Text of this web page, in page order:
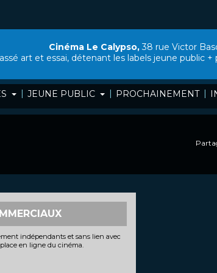
| JEUNE PUBLIC | PROCHAINEMENT |
Cinéma Le Calypso,38 rue Victor
art et essai, détenant les labels jeune public
indépendants et sans lien avec
en ligne du cinéma.